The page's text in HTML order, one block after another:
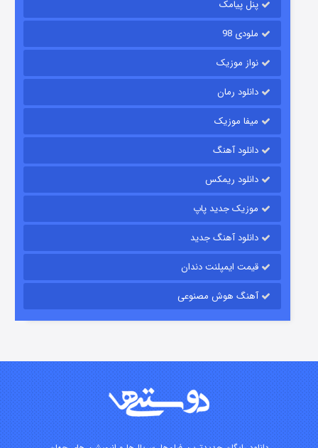
قسمت
قسمت۲ (دوبله) منتشر شد
پنل پیامک
ملودی 98
نواز موزیک
دانلود رمان
میفا موزیک
دانلود آهنگ
دانلود ریمکس
موزیک جدید پاپ
دانلود آهنگ جدید
قیمت ایمپلنت دندان
آهنگ هوش مصنوعی